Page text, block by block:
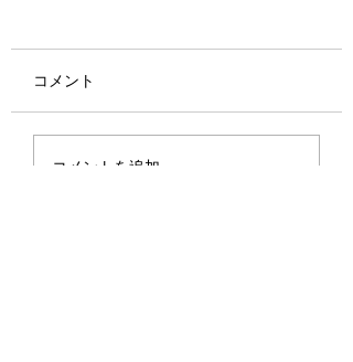
君に何が優れたものが
コメント
コメントを追加…